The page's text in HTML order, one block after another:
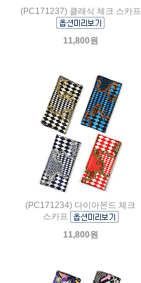
(PC171237) 클래식 체크 스카프
11,800원
(PC171234) 다이아몬드 체크
스카프
11,800원